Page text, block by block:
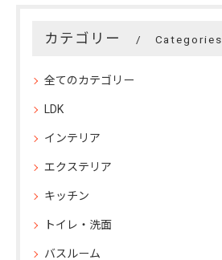
カテゴリー Categories
全てのカテゴリー
LDK
インテリア
エクステリア
キッチン
トイレ・洗面
バスルーム